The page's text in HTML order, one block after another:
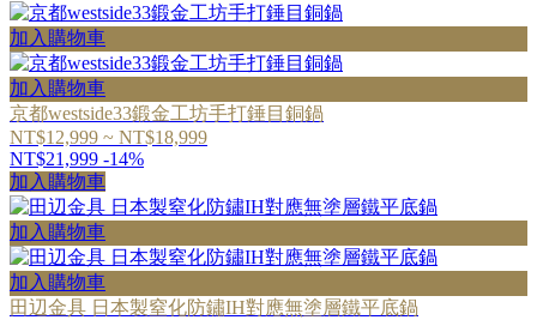
加入購物車
加入購物車
京都westside33鍛金工坊手打錘目銅鍋
NT$12,999 ~ NT$18,999
NT$21,999 -14%
加入購物車
加入購物車
加入購物車
田辺金具 日本製窒化防鏽IH對應無塗層鐵平底鍋